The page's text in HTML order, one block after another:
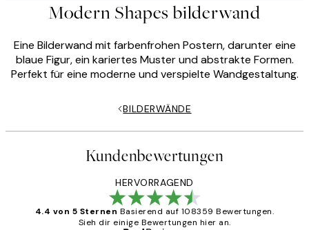
Modern Shapes bilderwand
Eine Bilderwand mit farbenfrohen Postern, darunter eine
blaue Figur, ein kariertes Muster und abstrakte Formen.
Perfekt für eine moderne und verspielte Wandgestaltung.
BILDERWÄNDE
Kundenbewertungen
HERVORRAGEND
4.4 von 5 Sternen Basierend auf 108359 Bewertungen.
Sieh dir einige Bewertungen hier an.